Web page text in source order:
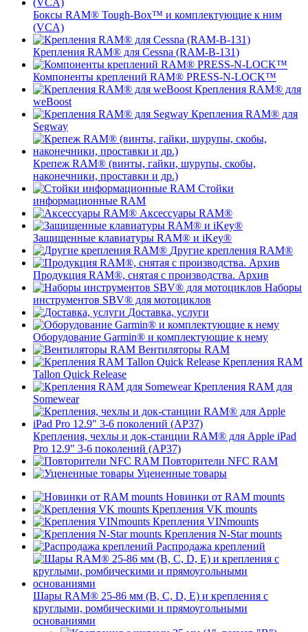
Боксы RAM® Tough-Box™ и комплектующие к ним
(VCA)
Крепления RAM® для Cessna (RAM-B-131)
Компоненты креплений RAM® PRESS-N-LOCK™
Крепления RAM® для
weBoost
Крепления RAM® для
Segway
Крепеж RAM® (винты, гайки, шурупы, скобы,
наконечники, проставки и др.)
Стойки
информационные RAM
Аксессуары RAM®
Защищенные клавиатуры RAM® и iKey®
Другие крепления RAM®
Продукция RAM®, снятая с производства. Архив
Наборы
инструментов SBV® для мотоциклов
Доставка, услуги
Оборудование Garmin® и комплектующие к нему
Вентиляторы RAM
Крепления RAM
Tallon Quick Release
Крепления RAM для
Somewear
Крепления, чехлы и док-станции RAM® для Apple iPad
Pro 12.9" 3-6 поколений (AP37)
Повторители NFC RAM
Уцененные товары
Новинки от RAM mounts
Крепления VK mounts
Крепления VINmounts
Крепления N-Star mounts
Распродажа креплений
Шары RAM® 25-86 мм (B, C, D, E) и крепления с
круглыми, ромбическими и прямоугольными
основаниями